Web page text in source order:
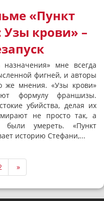
«Пункт
Узы крови» –
мне всегда
фигней, и авторы
же мнения. «Узы крови»
формулу франшизы.
убийства, делая их
не просто так, а
умереть. «Пункт
историю Стефани,...
»